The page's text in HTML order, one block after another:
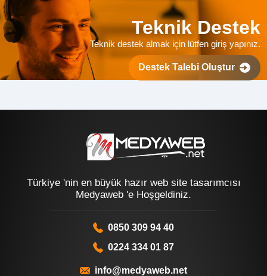
Teknik Destek
Teknik destek almak için lütfen giriş yapınız.
Destek Talebi Oluştur
Türkiye 'nin en büyük hazır web site tasarımcısı
Medyaweb 'e Hoşgeldiniz.
0850 309 94 40
0224 334 01 87
info@medyaweb.net